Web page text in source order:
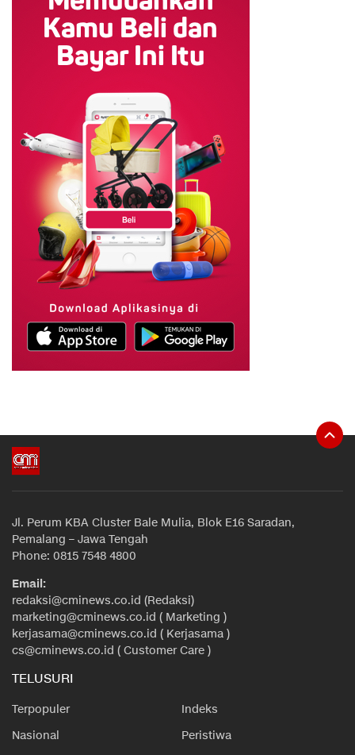
Jl. Perum KBA Cluster Bale Mulia, Blok E16 Saradan,
Pemalang – Jawa Tengah
Phone: 0815 7548 4800
Email:
redaksi@cminews.co.id (Redaksi)
marketing@cminews.co.id ( Marketing )
kerjasama@cminews.co.id ( Kerjasama )
cs@cminews.co.id ( Customer Care )
TELUSURI
Terpopuler
Indeks
Nasional
Peristiwa